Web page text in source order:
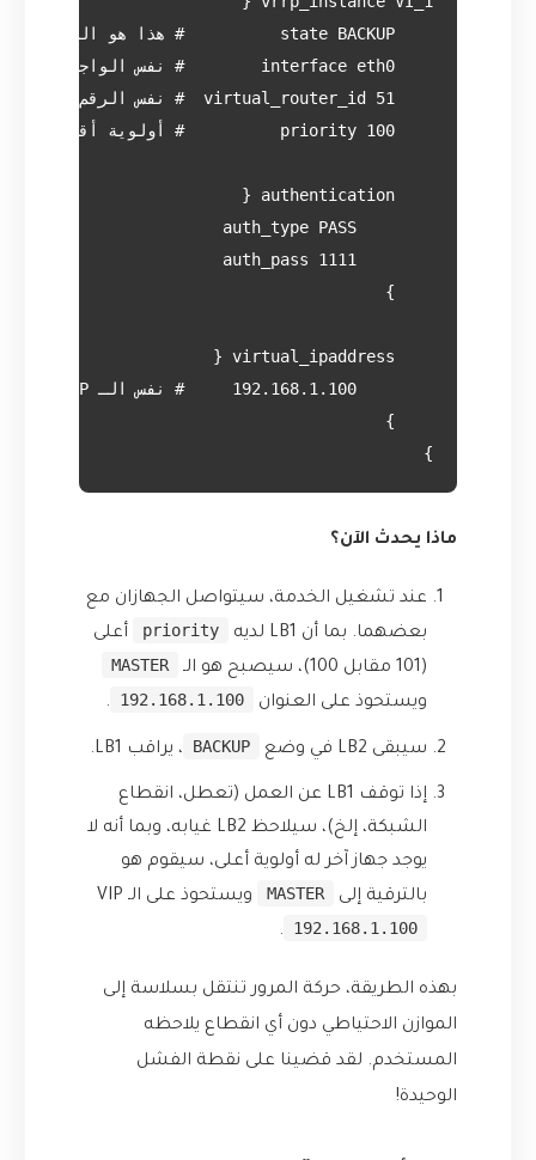
}
ماذا يحدث الآن؟
عند تشغيل الخدمة، سيتواصل الجهازان مع
بعضهما. بما أن LB1 لديه
priority
أعلى
(101 مقابل 100)، سيصبح هو الـ
MASTER
ويستحوذ على العنوان
192.168.1.100
.
سيبقى LB2 في وضع BACKUP ، يراقب LB1.
إذا توقف LB1 عن العمل (تعطل، انقطاع
الشبكة، إلخ)، سيلاحظ LB2 غيابه، وبما أنه لا
يوجد جهاز آخر له أولوية أعلى، سيقوم هو
بالترقية إلى
MASTER
ويستحوذ على الـ VIP
192.168.1.100
.
بهذه الطريقة، حركة المرور تنتقل بسلاسة إلى
الموازن الاحتياطي دون أي انقطاع يلاحظه
المستخدم. لقد قضينا على نقطة الفشل
الوحيدة!